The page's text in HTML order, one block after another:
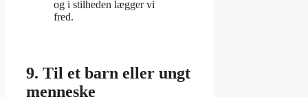
og i stilheden lægger vi
fred.
9. Til et barn eller ungt
menneske